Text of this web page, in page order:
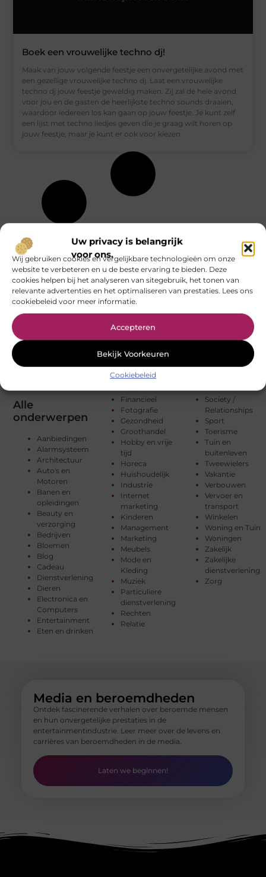
Uw privacy is belangrijk
voor ons.
Wij gebruiken cookies en vergelijkbare technologieën om onze
website te verbeteren en u de beste ervaring te bieden. Deze
cookies helpen bij het analyseren van sitegebruik, het tonen van
relevante advertenties en het optimaliseren van prestaties. Lees ons
cookiebeleid voor meer informatie.
Accepteren
Bekijk Voorkeuren
Cookiebeleid
Boek een vrouwelijke techno dj!
Maak van jouw volgende feestje een onvergetelijke avond met
een gezellige vrouwelijke techno dj. Laat een vrouwelijke
techno dj jouw feestje geweldig maken. Zij zal de hele avond
voor jou en de gasten de heerlijkste techno sounds draaien,
waardoor iedereen los kan gaan op jouw feestje. Je kunt zelf
een lijst met techno liedjes geven die je graag wilt horen op
jouw feestje, maar je kunt er ook voor kiezen
Alle
onderwerpen
Aanbiedingen
Alarmsysteem
Architectuur
Auto's en
Motoren
Banen en
opleidingen
Beauty en
verzorging
Bedrijven
Bloemen
Blog
Cadeau
Dienstverlening
Dieren
Electronica en
Computers
Entertainment
Eten en drinken
Financieel
Fotografie
Gezondheid
Groothandel
Hobby en vrije
tijd
Horeca
Huishoudelijk
Industrie
Internet
marketing
Kinderen
Management
Marketing
Meubels
Mode en
Kleding
Muziek
Particuliere
dienstverlening
Rechten
Relatie
Society /
Relationships
Sport
Toerisme
Tuin en
buitenleven
Tweewielers
Vakantie
Verbouwen
Vervoer en
transport
Winkelen
Woning en Tuin
Woningen
Zakelijk
Zakelijke
dienstverlening
Zorg
Media en beroemdheden
Ontdek fascinerende verhalen over beroemde mensen
en hun onvergetelijke prestaties in de
entertainmentindustrie. Leer meer over de levens en
carrières van beroemdheden in de media.
Laten we beginnen!